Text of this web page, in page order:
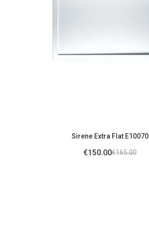
Sirene Extra Flat E10070
€165.00
€150.00